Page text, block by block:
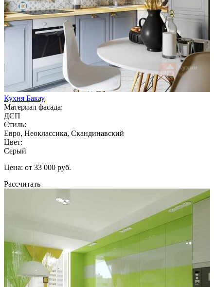
Кухня Бакау
Материал фасада:
ДСП
Стиль:
Евро, Неоклассика, Скандинавский
Цвет:
Серый
Цена: от 33 000 руб.
Рассчитать